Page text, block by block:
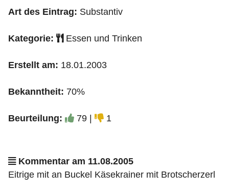
J K L M N
Art des Eintrag: Substantiv
Kategorie: Essen und Trinken
Erstellt am: 18.01.2003
Bekanntheit: 70%
Beurteilung: 79 | 1
Kommentar am 11.08.2005
Eitrige mit an Buckel Käsekrainer mit Brotscherzerl